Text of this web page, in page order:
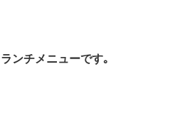
ランチメニューです｡